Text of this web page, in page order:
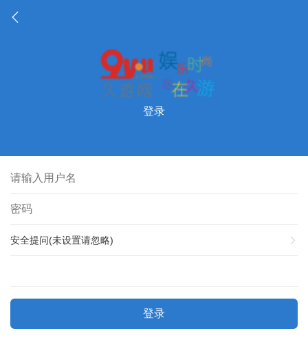
登录
安全提问(未设置请忽略)
登录